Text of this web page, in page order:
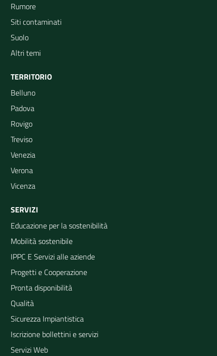
Rumore
Siti contaminati
Suolo
Altri temi
TERRITORIO
Belluno
Padova
Rovigo
Treviso
Venezia
Verona
Vicenza
SERVIZI
Educazione per la sostenibilità
Mobilità sostenibile
IPPC E Servizi alle aziende
Progetti e Cooperazione
Pronta disponibilità
Qualità
Sicurezza Impiantistica
Iscrizione bollettini e servizi
Servizi Web